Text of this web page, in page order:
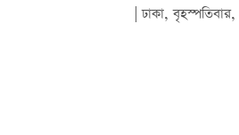
| ঢাকা,